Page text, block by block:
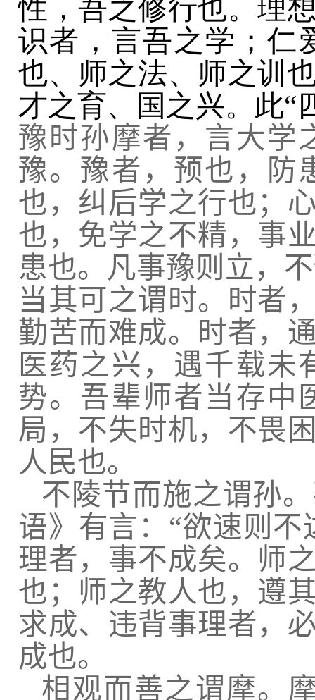
性 ，吾之修行也。理
识者，言吾之学；仁
也、师之法、师之训
才之育、国之兴。此“
豫时孙摩者，言大学
豫。豫者，预也，防
也，纠后学之行也；
也，免学之不精，事
患也。凡事豫则立，
当其可之谓时。时者
勤苦而难成。时者，
医药之兴，遇千载未
势。吾辈师者当存中
局，不失时机，不畏
人民也。
不陵节而施之谓孙
语》有言：“欲速则
理者，事不成矣。师
也；师之教人也，遵
求成、违背事理者，
成也。
相观而善之谓摩。